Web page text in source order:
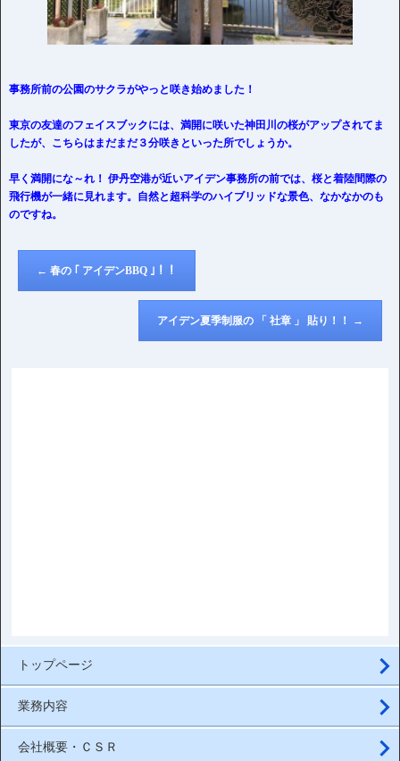
事務所前の公園のサクラがやっと咲き始めました！
東京の友達のフェイスブックには、満開に咲いた神田川の桜がアップされてま
したが、こちらはまだまだ３分咲きといった所でしょうか。
早く満開にな～れ！ 伊丹空港が近いアイデン事務所の前では、桜と着陸間際の
飛行機が一緒に見れます。自然と超科学のハイブリッドな景色、なかなかのも
のですね。
← 春の ｢ アイデンBBQ ｣！！
アイデン夏季制服の 「 社章 」 貼り！！ →
トップページ
業務内容
会社概要・ＣＳＲ